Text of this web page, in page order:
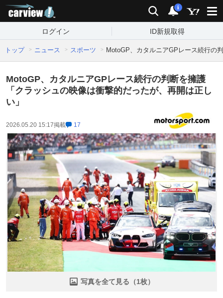
検索 通知
i
ログイン ID新規取得
トップ ニュース スポーツ MotoGP、カタルニアGPレース続行の
MotoGP、カタルニアGPレース続行の判断を擁護
「クラッシュの映像は衝撃的だったが、再開は正し
い」
2026.05.20 15:17掲載 17
写真を全て見る（1枚）